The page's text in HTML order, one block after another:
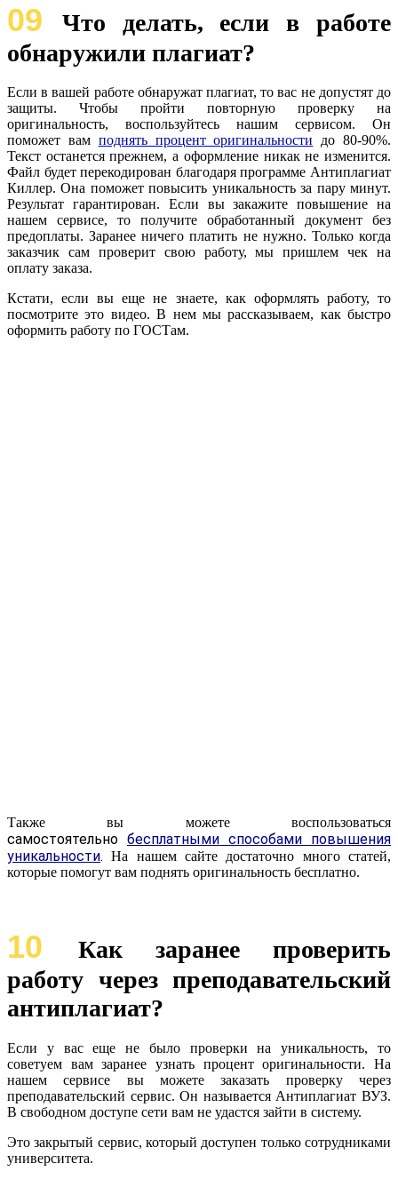
09
Что делать, если в работе
обнаружили плагиат?
Если в вашей работе обнаружат плагиат, то вас не допустят до
защиты. Чтобы пройти повторную проверку на
оригинальность, воспользуйтесь нашим сервисом. Он
поможет вам поднять процент оригинальности до 80-90%.
Текст останется прежнем, а оформление никак не изменится.
Файл будет перекодирован благодаря программе Антиплагиат
Киллер. Она поможет повысить уникальность за пару минут.
Результат гарантирован. Если вы закажите повышение на
нашем сервисе, то получите обработанный документ без
предоплаты. Заранее ничего платить не нужно. Только когда
заказчик сам проверит свою работу, мы пришлем чек на
оплату заказа.
Кстати, если вы еще не знаете, как оформлять работу, то
посмотрите это видео. В нем мы рассказываем, как быстро
оформить работу по ГОСТам.
Также вы можете воспользоваться
самостоятельно бесплатными способами повышения
уникальности. На нашем сайте достаточно много статей,
которые помогут вам поднять оригинальность бесплатно.
10
Как заранее проверить
работу через преподавательский
антиплагиат?
Если у вас еще не было проверки на уникальность, то
советуем вам заранее узнать процент оригинальности. На
нашем сервисе вы можете заказать проверку через
преподавательский сервис. Он называется Антиплагиат ВУЗ.
В свободном доступе сети вам не удастся зайти в систему.
Это закрытый сервис, который доступен только сотрудниками
университета.